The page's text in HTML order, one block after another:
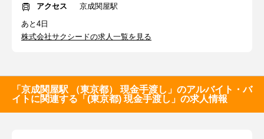
アクセス
京成関屋駅
あと4日
株式会社サクシードの求人一覧を見る
「京成関屋駅 （東京都） 現金手渡し」のアルバイト・バ
イトに関連する「(東京都) 現金手渡し」の求人情報